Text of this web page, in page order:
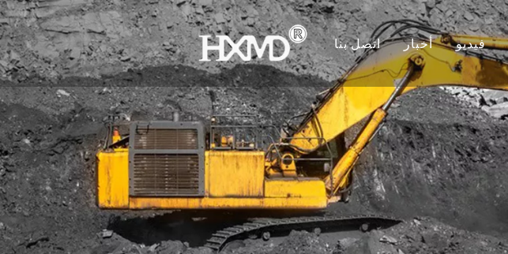
اتصل بنا أخبار
أخبار الشركة
المشاريع
فيديو